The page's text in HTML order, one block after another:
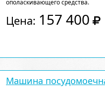
ополаскивающего средства.
Цена: 157 400
Машина